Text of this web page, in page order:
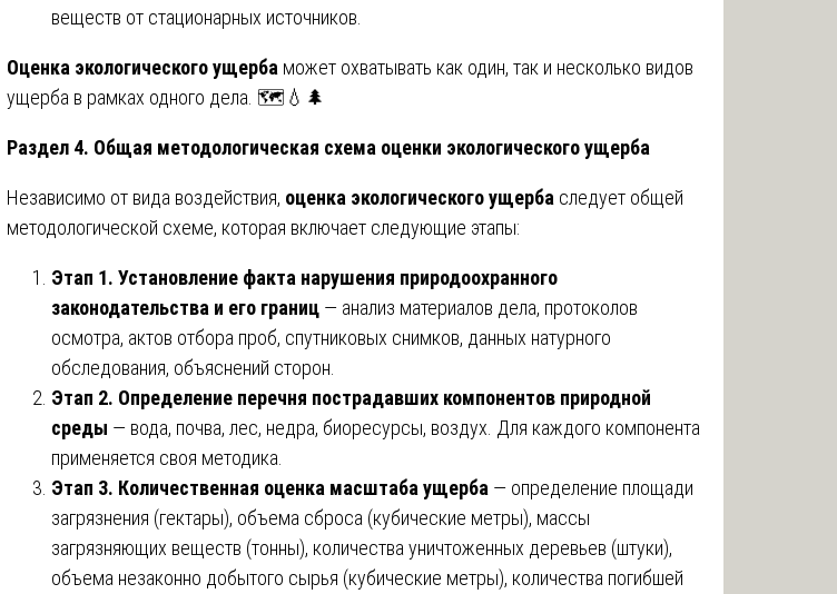
веществ от стационарных источников.
Оценка экологического ущерба может охватывать как один, так и несколько видов
ущерба в рамках одного дела. 🗺️💧🌲
Раздел 4. Общая методологическая схема оценки экологического ущерба
Независимо от вида воздействия, оценка экологического ущерба следует общей
методологической схеме, которая включает следующие этапы:
Этап 1. Установление факта нарушения природоохранного
законодательства и его границ — анализ материалов дела, протоколов
осмотра, актов отбора проб, спутниковых снимков, данных натурного
обследования, объяснений сторон.
Этап 2. Определение перечня пострадавших компонентов природной
среды — вода, почва, лес, недра, биоресурсы, воздух. Для каждого компонента
применяется своя методика.
Этап 3. Количественная оценка масштаба ущерба — определение площади
загрязнения (гектары), объема сброса (кубические метры), массы
загрязняющих веществ (тонны), количества уничтоженных деревьев (штуки),
объема незаконно добытого сырья (кубические метры), количества погибшей